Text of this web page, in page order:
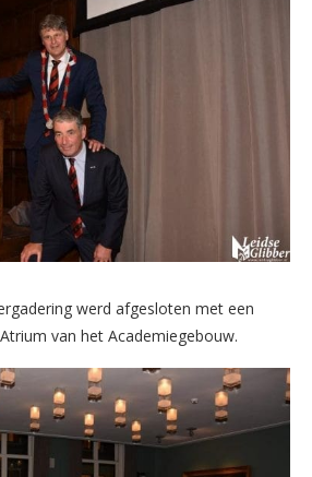
werd afgesloten met een
van het Academiegebouw.